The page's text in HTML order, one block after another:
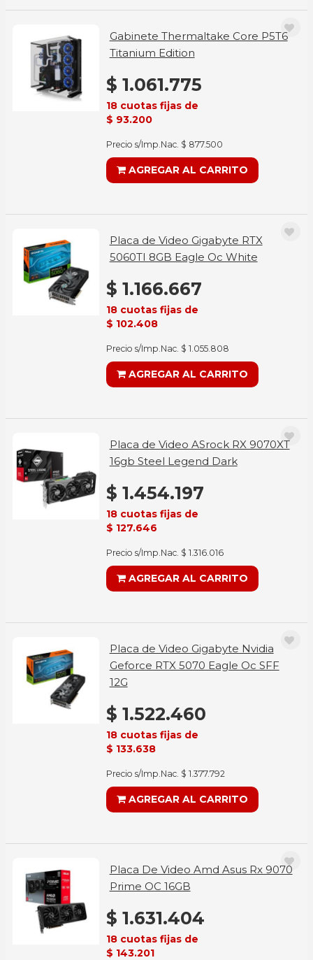
Gabinete Thermaltake Core P5T6
Titanium Edition
$ 1.061.775
18 cuotas fijas de
$ 93.200
Precio s/Imp.Nac. $ 877.500
AGREGAR AL CARRITO
Placa de Video Gigabyte RTX
5060TI 8GB Eagle Oc White
$ 1.166.667
18 cuotas fijas de
$ 102.408
Precio s/Imp.Nac. $ 1.055.808
AGREGAR AL CARRITO
Placa de Video ASrock RX 9070XT
16gb Steel Legend Dark
$ 1.454.197
18 cuotas fijas de
$ 127.646
Precio s/Imp.Nac. $ 1.316.016
AGREGAR AL CARRITO
Placa de Video Gigabyte Nvidia
Geforce RTX 5070 Eagle Oc SFF
12G
$ 1.522.460
18 cuotas fijas de
$ 133.638
Precio s/Imp.Nac. $ 1.377.792
AGREGAR AL CARRITO
Placa De Video Amd Asus Rx 9070
Prime OC 16GB
$ 1.631.404
18 cuotas fijas de
$ 143.201